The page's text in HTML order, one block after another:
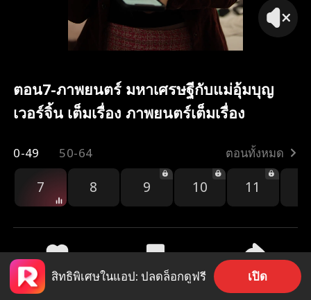
ตอน7-ภาพยนตร์ มหาเศรษฐีกับแม่อุ้มบุญ
เวอร์จิ้น เต็มเรื่อง ภาพยนตร์เต็มเรื่อง
0-49 50-64 ตอนทั้งหมด
7 8 9 10 11
2.8k 83.2k แชร์
สิทธิพิเศษในแอป: ปลดล็อกดูฟรี เปิด